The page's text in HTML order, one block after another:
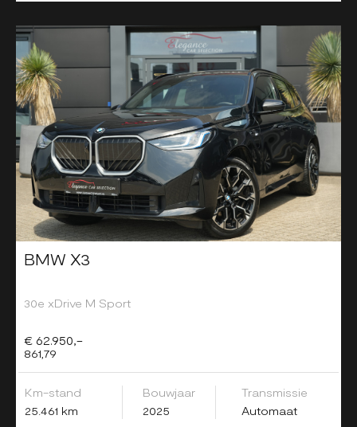
BMW X3
30e xDrive M Sport
€ 62.950,-
861,79
Km-stand
25.461 km
Bouwjaar
2025
Transmissie
Automaat